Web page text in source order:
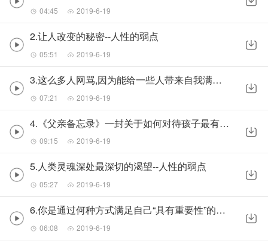
04:45 2019-6-19
2.让人改变的秘密--人性的弱点
05:51 2019-6-19
3.这么多人网骂,因为能给一些人带来自我满足感--人性的弱点
07:21 2019-6-19
4.《父亲备忘录》一封关于如何对待孩子最有名的信--人性的弱点
09:15 2019-6-19
5.人类灵魂深处最深切的渴望--人性的弱点
05:27 2019-6-19
6.你是通过何种方式满足自己“具有重要性”的需求,你就是怎样的人--人性的弱点
06:08 2019-6-19